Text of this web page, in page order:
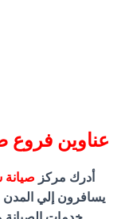
عناوين فروع
أدرك مركز صيانة
يسافرون إلي